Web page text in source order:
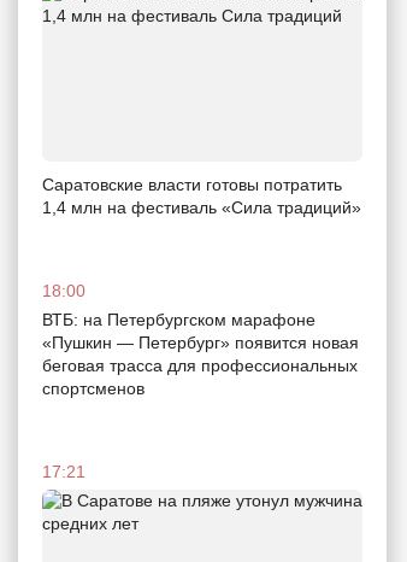
Саратовские власти готовы потратить
1,4 млн на фестиваль «Сила традиций»
18:00
ВТБ: на Петербургском марафоне
«Пушкин — Петербург» появится новая
беговая трасса для профессиональных
спортсменов
17:21